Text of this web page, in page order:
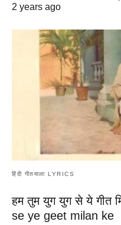
2 years ago
हिंदी गीतमाला LYRICS
हम तुम युग युग से ये गीत
se ye geet milan ke